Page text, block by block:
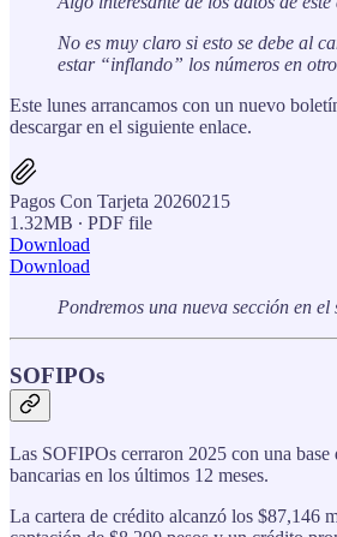
No es muy claro si esto se debe al
estar “inflando” los números en
Este lunes arrancamos con un nuevo
descargar en el siguiente enlace.
Pagos Con Tarjeta 20260215
1.32MB ∙ PDF file
Download
Download
Pondremos una nueva sección en
SOFIPOs
Las SOFIPOs cerraron 2025 con una
bancarias en los últimos 12 meses.
La cartera de crédito alcanzó los $87,146